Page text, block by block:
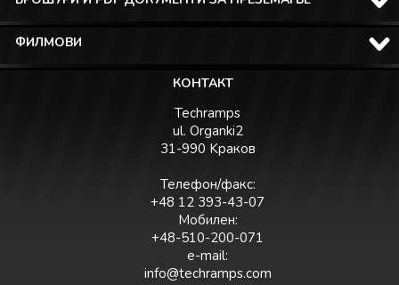
ФИЛМОВИ
КОНТАКТ
Techramps
ul. Organki2
31-990 Kраков
Телефон/факс:
+48 12 393-43-07
Мобилен:
+48-510-200-071
e-mail:
info@techramps.com